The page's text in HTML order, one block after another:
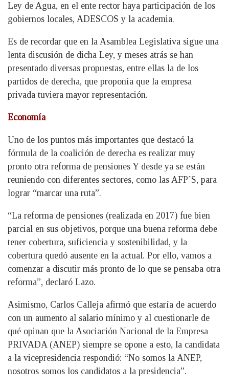
Ley de Agua, en el ente rector haya participación de los
gobiernos locales, ADESCOS y la academia.
Es de recordar que en la Asamblea Legislativa sigue una
lenta discusión de dicha Ley, y meses atrás se han
presentado diversas propuestas, entre ellas la de los
partidos de derecha, que proponía que la empresa
privada tuviera mayor representación.
Economía
Uno de los puntos más importantes que destacó la
fórmula de la coalición de derecha es realizar muy
pronto otra reforma de pensiones Y desde ya se están
reuniendo con diferentes sectores, como las AFP´S, para
lograr “marcar una ruta”.
“La reforma de pensiones (realizada en 2017) fue bien
parcial en sus objetivos, porque una buena reforma debe
tener cobertura, suficiencia y sostenibilidad, y la
cobertura quedó ausente en la actual. Por ello, vamos a
comenzar a discutir más pronto de lo que se pensaba otra
reforma”, declaró Lazo.
Asimismo, Carlos Calleja afirmó que estaría de acuerdo
con un aumento al salario mínimo y al cuestionarle de
qué opinan que la Asociación Nacional de la Empresa
PRIVADA (ANEP) siempre se opone a esto, la candidata
a la vicepresidencia respondió: “No somos la ANEP,
nosotros somos los candidatos a la presidencia”.